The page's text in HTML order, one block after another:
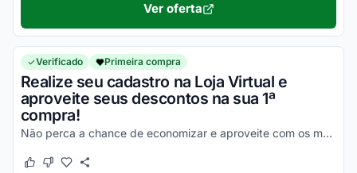
Ver oferta
Verificado Primeira compra
Realize seu cadastro na Loja Virtual e
aproveite seus descontos na sua 1ª
compra!
Não perca a chance de economizar e aproveite com os melhores descontos agora mesmo!
Este cupom funcionou
Este cupom não funcionou